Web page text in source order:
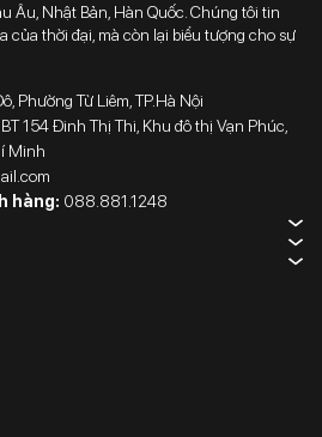
Âu, Nhật Bản, Hàn Quốc. Chúng tôi tin
của thời đại, mà còn lại biểu tượng cho sự
Phường Từ Liêm, TP.Hà Nội
BT 154 Đinh Thị Thi, Khu đô thị Vạn Phúc,
Minh
hàng: 088.881.1248